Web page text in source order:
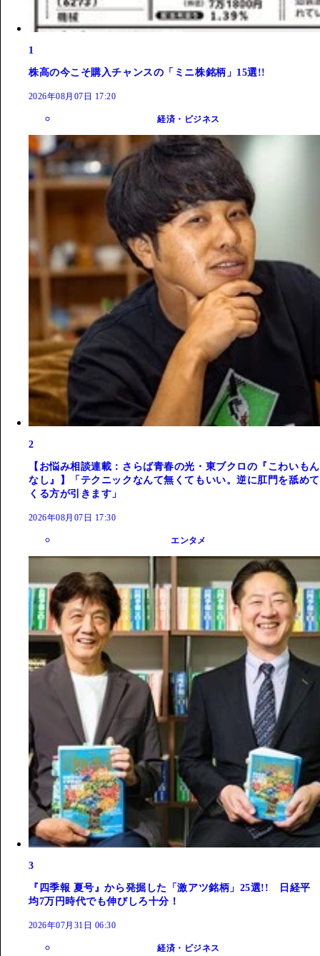
1
株高の今こそ購入チャンスの「ミニ株銘柄」15選!!
2026年08月07日 17:20
経済・ビジネス
2
【お悩み相談連載：さらば青春の光・東ブクロの『こわいもん
なし』】「テクニックなんて無くてもいい。逆に肛門を舐めて
くる方が引きます」
2026年08月07日 17:30
エンタメ
3
『四季報 夏号』から発掘した「激アツ銘柄」25選!! 日経平
均7万円時代でも伸びしろ十分！
2026年07月31日 06:30
経済・ビジネス